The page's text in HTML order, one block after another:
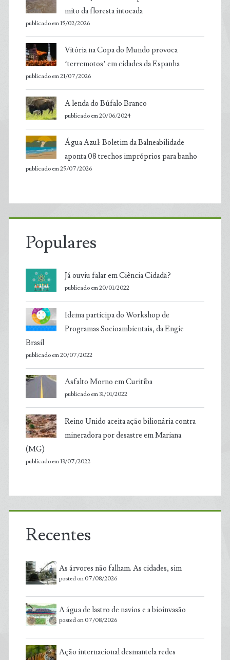
mito da floresta intocada
publicado em 15/02/2026
Vitória na Copa do Mundo provoca
‘terremotos’ em cidades da Espanha
publicado em 21/07/2026
A lenda do Búfalo Branco
publicado em 20/06/2024
Água Azul: Boletim da Balneabilidade
aponta 08 trechos impróprios para banho
publicado em 25/07/2026
Populares
Já ouviu falar em Ciência Cidadã?
publicado em 20/01/2022
Idema participa do Workshop de
Programas Socioambientais, da Engie
Brasil
publicado em 20/07/2022
Asfalto Morno em Curitiba
publicado em 31/01/2022
Reino Unido aceita ação bilionária contra
mineradora por desastre em Mariana
(MG)
publicado em 13/07/2022
Recentes
As árvores não falham. As cidades, sim
posted on 07/08/2026
A água de lastro de navios e a bioinvasão
posted on 07/08/2026
Ação internacional desmantela redes